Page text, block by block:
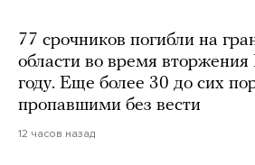
77 срочников погибли на
области во время
году. Еще более 30 до сих
пропавшими без вести
12 часов назад